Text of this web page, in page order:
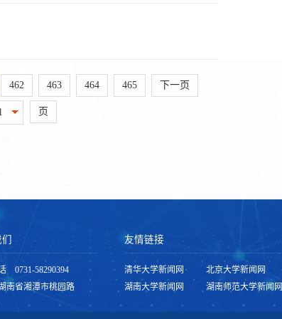
462 463 464 465 下一页
页
0731-58290394
南省湘潭市桃园路
友情链接
清华大学新闻网 北京大学新闻网
湖南大学新闻网
湖南师范大学新闻网